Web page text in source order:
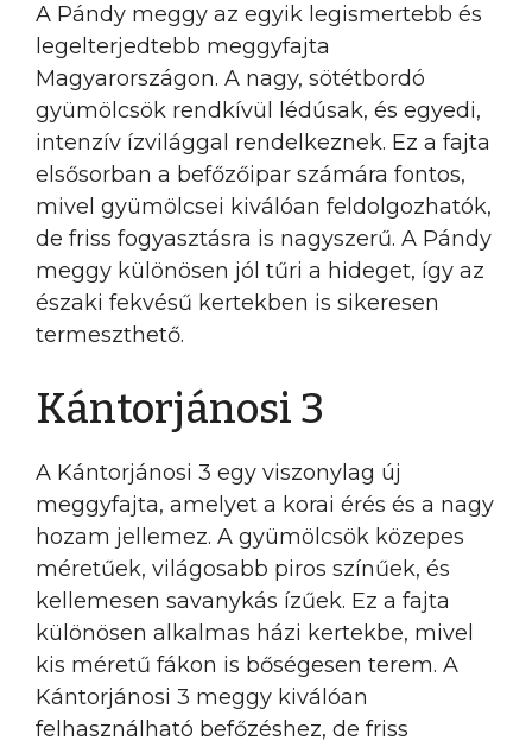
A Pándy meggy az egyik legismertebb és
legelterjedtebb meggyfajta
Magyarországon. A nagy, sötétbordó
gyümölcsök rendkívül lédúsak, és egyedi,
intenzív ízvilággal rendelkeznek. Ez a fajta
elsősorban a befőzőipar számára fontos,
mivel gyümölcsei kiválóan feldolgozhatók,
de friss fogyasztásra is nagyszerű. A Pándy
meggy különösen jól tűri a hideget, így az
északi fekvésű kertekben is sikeresen
termeszthető.
Kántorjánosi 3
A Kántorjánosi 3 egy viszonylag új
meggyfajta, amelyet a korai érés és a nagy
hozam jellemez. A gyümölcsök közepes
méretűek, világosabb piros színűek, és
kellemesen savanykás ízűek. Ez a fajta
különösen alkalmas házi kertekbe, mivel
kis méretű fákon is bőségesen terem. A
Kántorjánosi 3 meggy kiválóan
felhasználható befőzéshez, de friss